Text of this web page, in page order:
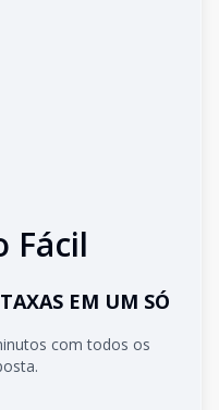
Fácil
EM UM SÓ
com todos os